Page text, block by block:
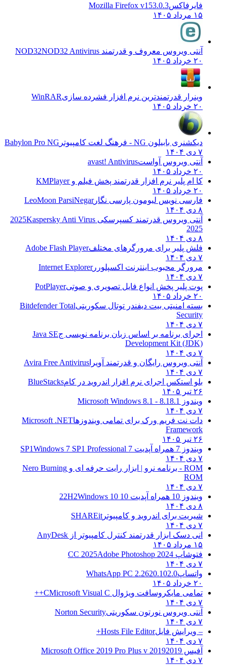
فایرفاکسMozilla Firefox v153.0.3
۱۵ مرداد ۱۴۰۵
آنتی ویروس معروف و قدرتمند NOD32 NOD32 Antivirus
۲۰ خرداد ۱۴۰۵
وینرار قدرتمندترین نرم افزار فشرده سازیWinRAR
۲۰ خرداد ۱۴۰۵
دیکشنری بابیلون NG - فرهنگ لغت کامپیوتر
Babylon Pro NG
۷ دی ۱۴۰۴
آنتی ویروس آواستavast! Antivirus
۲۰ خرداد ۱۴۰۵
کا ام پلیر نرم افزار قدرتمند پخش فیلم وKMPlayer
۲۰ خرداد ۱۴۰۵
فارسی نویس لیومون پارسی نگارLeoMoon ParsiNegar
۸ دی ۱۴۰۴
آنتی ویروس قدرتمند کسپرسکی 2025 Kaspersky Anti Virus
2025
۸ دی ۱۴۰۴
فلش پلیر برای مرورگرهای مختلفAdobe Flash Player
۷ دی ۱۴۰۴
مرورگر محبوب اینترنت اکسپلوررInternet Explorer
۷ دی ۱۴۰۴
پوت پلیر پخش انواع فایل تصویری و صوتیPotPlayer
۲۰ خرداد ۱۴۰۵
بسته امنیتی بیت دیفندر توتال سکوریتیBitdefender Total
Security
۷ دی ۱۴۰۴
اجرای برنامه بر اساس زبان برنامه نویسی جJava SE
Development Kit (JDK)
۷ دی ۱۴۰۴
آنتی ویروس رایگان و قدرتمند آویرا Avira Free Antivirus
۷ دی ۱۴۰۴
بلو استکس اجرای نرم افزار اندروید در کامBlueStacks
۲۶ تیر ۱۴۰۵
ویندوز 8.1
8.1 - Microsoft Windows 8.1
۷ دی ۱۴۰۴
دات نت فریم ورک برای تمامی ویندوزهاMicrosoft .NET
Framework
۲۶ تیر ۱۴۰۵
ویندوز 7 همراه آپدیت 7 SP1
Windows 7 SP1 Professional
۷ دی ۱۴۰۴
ROM - برنامه نرو | ابزار رایت حرفه ای و
Nero Burning
ROM
۷ دی ۱۴۰۴
ویندوز 10 همراه آپدیت 10 22H2
Windows 10
۸ دی ۱۴۰۴
شیریت برای اندروید و کامپیوتر SHAREit
۷ دی ۱۴۰۴
انی دسک ابزار قدرتمند کنترل کامپیوتر از AnyDesk
۱۵ مرداد ۱۴۰۵
فتوشاپ CC 2025 Adobe Photoshop 2024
۷ دی ۱۴۰۴
واتساپWhatsApp PC 2.2620.102.0
۲۰ خرداد ۱۴۰۵
تمامی مایکروسافت ویژوال C Microsoft Visual C++
۷ دی ۱۴۰۴
آنتی ویروس نورتون سکوریتیNorton Security
۷ دی ۱۴۰۴
– ویرایش فایلHosts File Editor+
۷ دی ۱۴۰۴
آفیس 2019 2019 Microsoft Office 2019 Pro Plus v
۷ دی ۱۴۰۴